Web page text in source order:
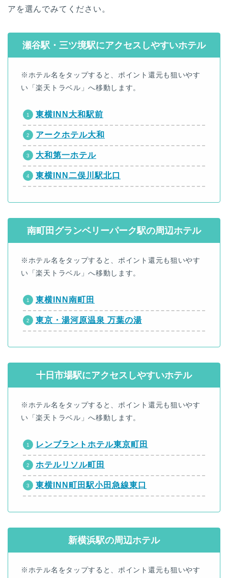
アを選んでみてください。
瀬谷駅・三ツ境駅にアクセスしやすいホテル
※ホテル名をタップすると、ポイント還元も狙いやす
い「楽天トラベル」へ移動します。
東横INN大和駅前
アークホテル大和
大和第一ホテル
東横INN二俣川駅北口
南町田グランベリーパーク駅の周辺ホテル
※ホテル名をタップすると、ポイント還元も狙いやす
い「楽天トラベル」へ移動します。
東横INN南町田
東京・湯河原温泉 万葉の湯
十日市場駅にアクセスしやすいホテル
※ホテル名をタップすると、ポイント還元も狙いやす
い「楽天トラベル」へ移動します。
レンブラントホテル東京町田
ホテルリソル町田
東横INN町田駅小田急線東口
新横浜駅の周辺ホテル
※ホテル名をタップすると、ポイント還元も狙いやす